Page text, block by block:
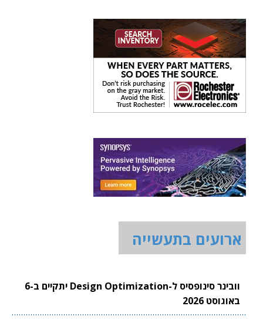
ארועים בתעשייה
וובינר סינופסיס ל-Design Optimization יתקיים ב-6
באוגוסט 2026